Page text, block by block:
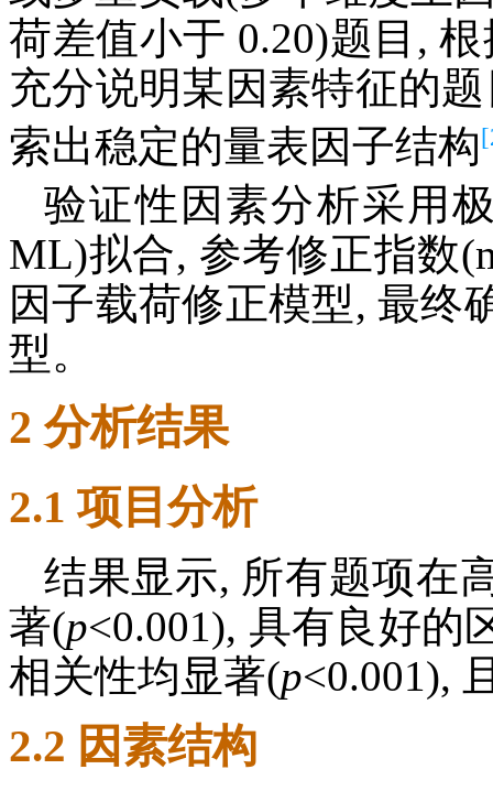
荷差值小于 0.20)题目,
充分说明某因素特征的
索出稳定的量表因子结构
验证性因素分析采用
ML)拟合, 参考修正指数
因子载荷修正模型, 最终
型。
2 分析结果
2.1 项目分析
结果显示, 所有题项在
著(p<0.001), 具有良好的
相关性均显著(p<0.001),
2.2 因素结构